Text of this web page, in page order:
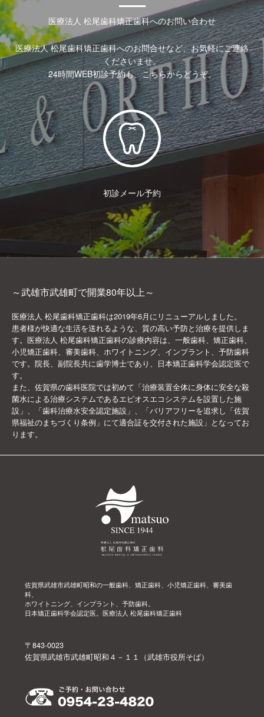
医療法人 松尾歯科矯正歯科へのお問い合わせ
医療法人 松尾歯科矯正歯科へのお問合せなど、お気軽にご連絡
くださいませ。
24時間WEB初診予約も、こちらからどうぞ。
初診メール予約
～武雄市武雄町で開業80年以上～
医療法人 松尾歯科矯正歯科は2019年6月にリニューアルしました。
患者様が快適な生活を送れるような、質の高い予防と治療を提供しま
す。医療法人 松尾歯科矯正歯科の診療内容は、一般歯科、矯正歯科、
小児矯正歯科、審美歯科、ホワイトニング、インプラント、予防歯科
です。院長、副院長共に歯学博士であり、日本矯正歯科学会認定医で
す。
また、佐賀県の歯科医院では初めて「治療装置全体に身体に安全な殺
菌水による治療システムであるエピオスエコシステムを設置した施
設」、「歯科治療水安全認定施設」、「バリアフリーを追求し「佐賀
県福祉のまちづくり条例」にて適合証を交付された施設」となってお
ります。
佐賀県武雄市武雄町昭和の一般歯科、矯正歯科、小児矯正歯科、審美歯
科、
ホワイトニング、インプラント、予防歯科。
日本矯正歯科学会認定医。医療法人 松尾歯科矯正歯科
〒843-0023
佐賀県武雄市武雄町昭和４－１１（武雄市役所そば）